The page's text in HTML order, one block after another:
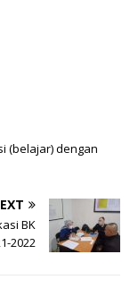
(belajar) dengan
BK
2022